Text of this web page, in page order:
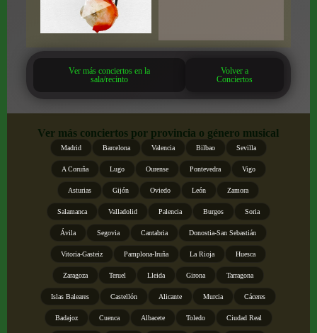
Ver más conciertos en la
sala/recinto
Volver a
Conciertos
Ver más conciertos por provincia o género musical
Madrid Barcelona Valencia Bilbao Sevilla
A Coruña Lugo Ourense Pontevedra Vigo
Asturias Gijón Oviedo León Zamora
Salamanca Valladolid Palencia Burgos Soria
Ávila Segovia Cantabria Donostia-San Sebastián
Vitoria-Gasteiz Pamplona-Iruña La Rioja Huesca
Zaragoza Teruel Lleida Girona Tarragona
Islas Baleares Castellón Alicante Murcia Cáceres
Badajoz Cuenca Albacete Toledo Ciudad Real